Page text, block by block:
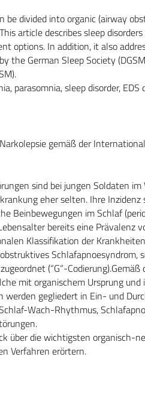
be divided into organic (airway
article describes sleep
options. In addition, it also
the German Sleep Society
parasomnia, sleep disorder, EDS
gemäß der
sind bei jungen Soldaten
eher selten. Ihre
Beinbewegungen im Schlaf
bereits eine Prävalenz
Klassifikation der
Schlafapnoesyndrom,
(“G“-
mit organischem Ursprung und
werden gegliedert in Ein- und
Wach-Rhythmus,
über die wichtigsten organisch-
Verfahren erörtern.